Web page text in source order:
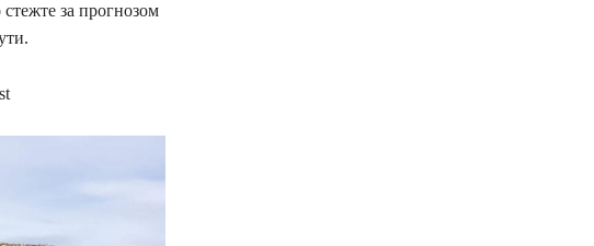
за прогнозом